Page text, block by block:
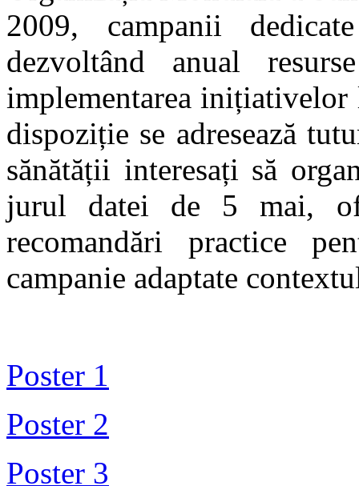
2009, campanii
dezvoltând anual
implementarea
dispoziție se adresează
sănătății interesați să
jurul datei de 5 mai,
recomandări practice
campanie adaptate
Poster 1
Poster 2
Poster 3